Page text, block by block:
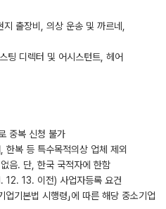
출장비, 의상 운송 및 까르네,
팅 디렉터 및 어시스턴트, 헤어
중복 신청 불가
한복 등 특수목적의상 업체 제외
음. 단, 한국 국적자에 한함
12. 13. 이전) 사업자등록 요건
기본법 시행령」에 따른 해당 중소기업